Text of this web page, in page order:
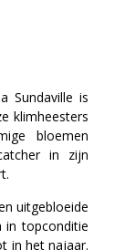
Sundaville is
klimheesters
bloemen
in zijn
uitgebloeide
in topconditie
in het najaar.